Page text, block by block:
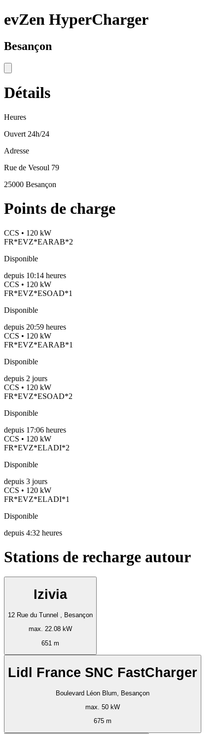
evZen HyperCharger
Besançon
Détails
Heures
Ouvert 24h/24
Adresse
Rue de Vesoul 79
25000 Besançon
Points de charge
CCS • 120 kW
FR*EVZ*EARAB*2
Disponible
depuis 10:14 heures
CCS • 120 kW
FR*EVZ*ESOAD*1
Disponible
depuis 20:59 heures
CCS • 120 kW
FR*EVZ*EARAB*1
Disponible
depuis 2 jours
CCS • 120 kW
FR*EVZ*ESOAD*2
Disponible
depuis 17:06 heures
CCS • 120 kW
FR*EVZ*ELADI*2
Disponible
depuis 3 jours
CCS • 120 kW
FR*EVZ*ELADI*1
Disponible
depuis 4:32 heures
Stations de recharge autour
Izivia
12 Rue du Tunnel , Besançon
max. 22.08 kW
651 m
Lidl France SNC FastCharger
Boulevard Léon Blum, Besançon
max. 50 kW
675 m